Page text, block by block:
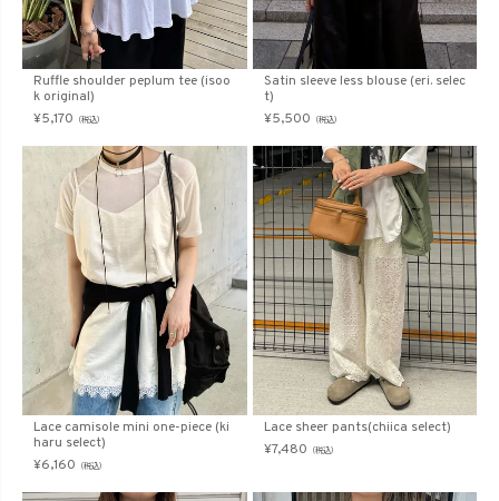
Ruffle shoulder peplum tee (isoo
k original)
¥5,170 （税込）
Satin sleeve less blouse (eri. selec
t)
¥5,500 （税込）
Lace camisole mini one-piece (ki
haru select)
¥6,160 （税込）
Lace sheer pants(chiica select)
¥7,480 （税込）